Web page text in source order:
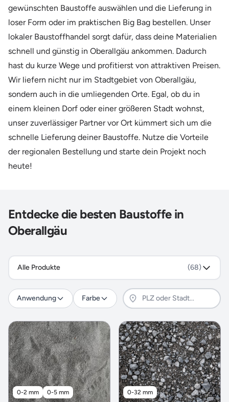
gewünschten Baustoffe auswählen und die Lieferung in
loser Form oder im praktischen Big Bag bestellen. Unser
lokaler Baustoffhandel sorgt dafür, dass deine Materialien
schnell und günstig in Oberallgäu ankommen. Dadurch
hast du kurze Wege und profitierst von attraktiven Preisen.
Wir liefern nicht nur im Stadtgebiet von Oberallgäu,
sondern auch in die umliegenden Orte. Egal, ob du in
einem kleinen Dorf oder einer größeren Stadt wohnst,
unser zuverlässiger Partner vor Ort kümmert sich um die
schnelle Lieferung deiner Baustoffe. Nutze die Vorteile
der regionalen Bestellung und starte dein Projekt noch
heute!
Entdecke die besten Baustoffe in
Oberallgäu
Alle Produkte (68)
Anwendung Farbe
0-2 mm 0-5 mm 0-32 mm